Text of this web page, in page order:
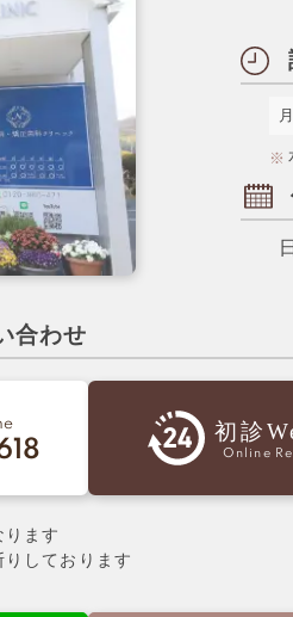
合わせ
初診
Online
ます
しております